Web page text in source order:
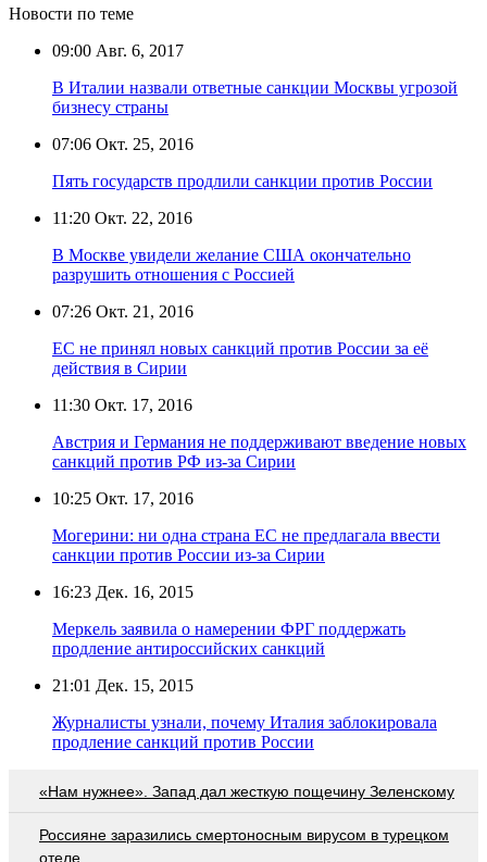
Новости по теме
09:00 Авг. 6, 2017
В Италии назвали ответные санкции Москвы угрозой
бизнесу страны
07:06 Окт. 25, 2016
Пять государств продлили санкции против России
11:20 Окт. 22, 2016
В Москве увидели желание США окончательно
разрушить отношения с Россией
07:26 Окт. 21, 2016
ЕС не принял новых санкций против России за её
действия в Сирии
11:30 Окт. 17, 2016
Австрия и Германия не поддерживают введение новых
санкций против РФ из-за Сирии
10:25 Окт. 17, 2016
Могерини: ни одна страна ЕС не предлагала ввести
санкции против России из-за Сирии
16:23 Дек. 16, 2015
Меркель заявила о намерении ФРГ поддержать
продление антироссийских санкций
21:01 Дек. 15, 2015
Журналисты узнали, почему Италия заблокировала
продление санкций против России
«Нам нужнее». Запад дал жесткую пощечину Зеленскому
Россияне заразились смертоносным вирусом в турецком
отеле